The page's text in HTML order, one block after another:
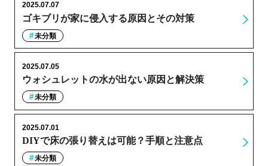
ゴキブリが家に侵入する原因とその対策
2025.07.07
未分類
ウォシュレットの水が出ない原因と解決策
2025.07.05
未分類
DIYで床の張り替えは可能？手順と注意点
2025.07.01
未分類